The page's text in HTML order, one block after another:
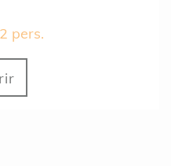
pers.